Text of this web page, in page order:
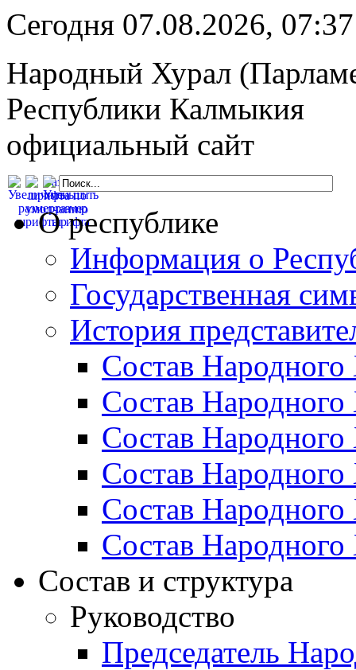
Сегодня 07.08.2026,
Народный Хурал
Республики Калмыкия
официальный сайт
О республике
Информация о
Государственная
История
Состав Народного
Состав
Состав
Состав
Состав Народного
Состав
Состав и структура
Руководство
Председатель